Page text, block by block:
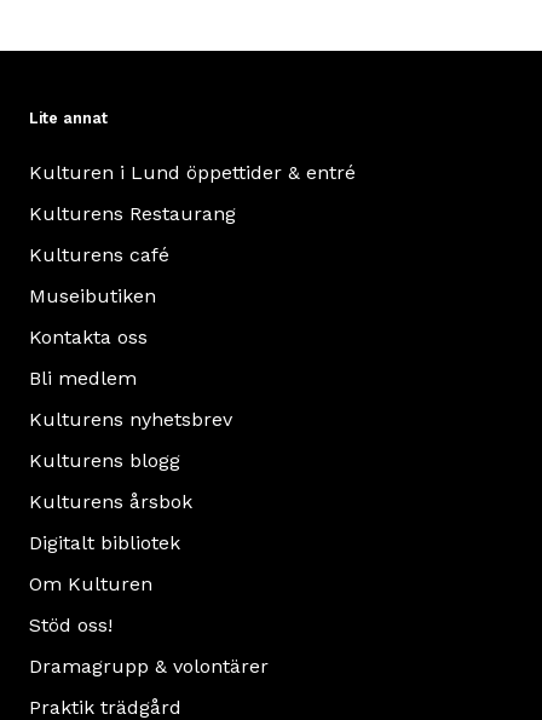
Lite annat
Kulturen i Lund öppettider & entré
Kulturens Restaurang
Kulturens café
Museibutiken
Kontakta oss
Bli medlem
Kulturens nyhetsbrev
Kulturens blogg
Kulturens årsbok
Digitalt bibliotek
Om Kulturen
Stöd oss!
Dramagrupp & volontärer
Praktik trädgård